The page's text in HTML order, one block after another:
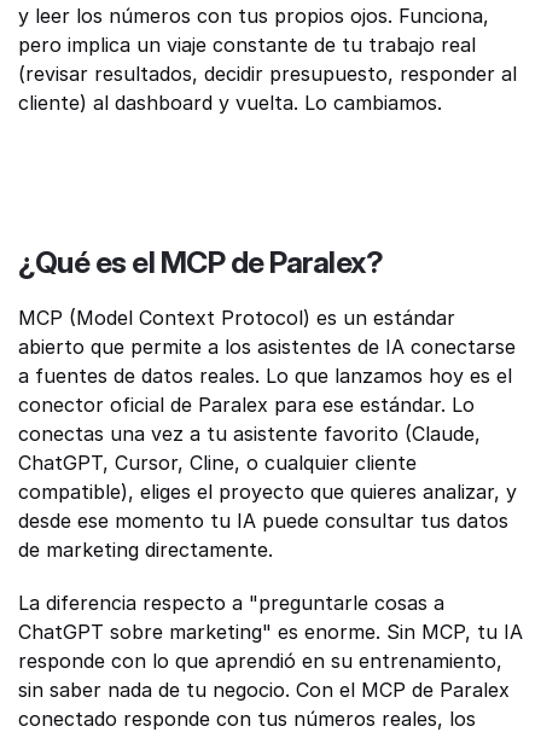
y leer los números con tus propios ojos. Funciona,
pero implica un viaje constante de tu trabajo real
(revisar resultados, decidir presupuesto, responder al
cliente) al dashboard y vuelta. Lo cambiamos.
¿Qué es el MCP de Paralex?
MCP (Model Context Protocol) es un estándar
abierto que permite a los asistentes de IA conectarse
a fuentes de datos reales. Lo que lanzamos hoy es el
conector oficial de Paralex para ese estándar. Lo
conectas una vez a tu asistente favorito (Claude,
ChatGPT, Cursor, Cline, o cualquier cliente
compatible), eliges el proyecto que quieres analizar, y
desde ese momento tu IA puede consultar tus datos
de marketing directamente.
La diferencia respecto a "preguntarle cosas a
ChatGPT sobre marketing" es enorme. Sin MCP, tu IA
responde con lo que aprendió en su entrenamiento,
sin saber nada de tu negocio. Con el MCP de Paralex
conectado responde con tus números reales, los